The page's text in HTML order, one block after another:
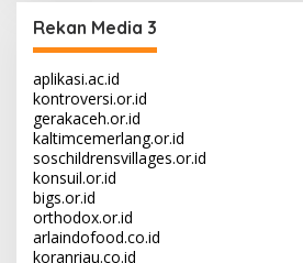
Rekan Media 3
aplikasi.ac.id
kontroversi.or.id
gerakaceh.or.id
kaltimcemerlang.or.id
soschildrensvillages.or.id
konsuil.or.id
bigs.or.id
orthodox.or.id
arlaindofood.co.id
koranriau.co.id